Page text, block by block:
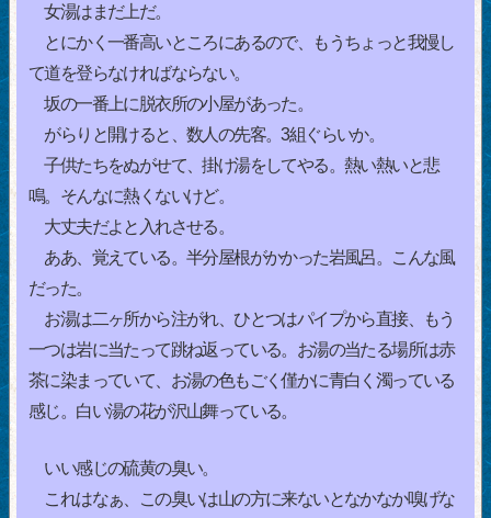
女湯はまだ上だ。
とにかく一番高いところにあるので、もうちょっと我慢し
て道を登らなければならない。
坂の一番上に脱衣所の小屋があった。
がらりと開けると、数人の先客。3組ぐらいか。
子供たちをぬがせて、掛け湯をしてやる。熱い熱いと悲
鳴。そんなに熱くないけど。
大丈夫だよと入れさせる。
ああ、覚えている。半分屋根がかかった岩風呂。こんな風
だった。
お湯は二ヶ所から注がれ、ひとつはパイプから直接、もう
一つは岩に当たって跳ね返っている。お湯の当たる場所は赤
茶に染まっていて、お湯の色もごく僅かに青白く濁っている
感じ。白い湯の花が沢山舞っている。
いい感じの硫黄の臭い。
これはなぁ、この臭いは山の方に来ないとなかなか嗅げな